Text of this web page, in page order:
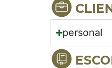
personal